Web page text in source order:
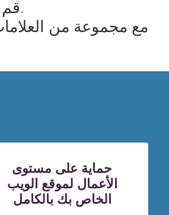
قم بتأمين موقعك وإضافة الثقة والثقة للزائرين.
مع مجموعة من
حماية على مستوى
الأعمال لموقع الويب
الخاص بك بالكامل